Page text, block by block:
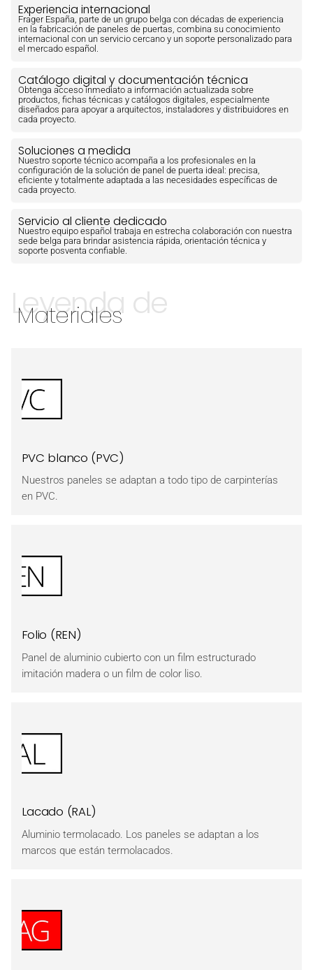
Experiencia internacional
Frager España, parte de un grupo belga con décadas de experiencia
en la fabricación de paneles de puertas, combina su conocimiento
internacional con un servicio cercano y un soporte personalizado para
el mercado español.
Catálogo digital y documentación técnica
Obtenga acceso inmediato a información actualizada sobre
productos, fichas técnicas y catálogos digitales, especialmente
diseñados para apoyar a arquitectos, instaladores y distribuidores en
cada proyecto.
Soluciones a medida
Nuestro soporte técnico acompaña a los profesionales en la
configuración de la solución de panel de puerta ideal: precisa,
eficiente y totalmente adaptada a las necesidades específicas de
cada proyecto.
Servicio al cliente dedicado
Nuestro equipo español trabaja en estrecha colaboración con nuestra
sede belga para brindar asistencia rápida, orientación técnica y
soporte posventa confiable.
Leyenda de
Materiales
PVC blanco (PVC)
Nuestros paneles se adaptan a todo tipo de carpinterías
en PVC.
Folio (REN)
Panel de aluminio cubierto con un film estructurado
imitación madera o un film de color liso.
Lacado (RAL)
Aluminio termolacado. Los paneles se adaptan a los
marcos que están termolacados.